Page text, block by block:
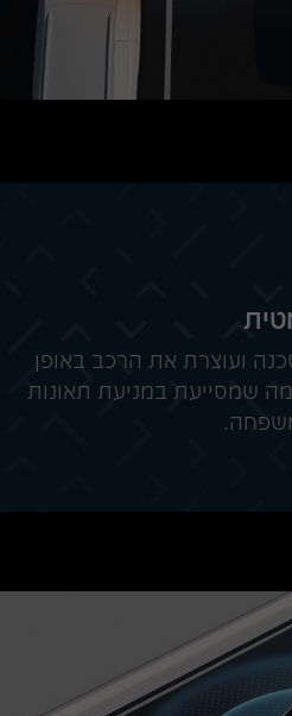
ועוצרת את הרכב באופן
שמסייעת במניעת תאונות